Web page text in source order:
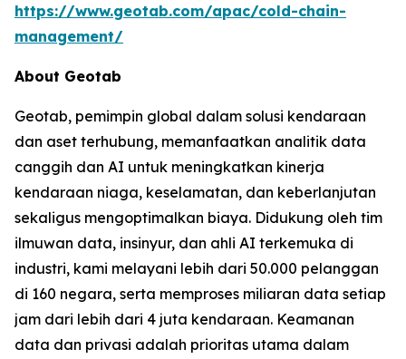
https://www.geotab.com/apac/cold-chain-
management/
About Geotab
Geotab, pemimpin global dalam solusi kendaraan
dan aset terhubung, memanfaatkan analitik data
canggih dan AI untuk meningkatkan kinerja
kendaraan niaga, keselamatan, dan keberlanjutan
sekaligus mengoptimalkan biaya. Didukung oleh tim
ilmuwan data, insinyur, dan ahli AI terkemuka di
industri, kami melayani lebih dari 50.000 pelanggan
di 160 negara, serta memproses miliaran data setiap
jam dari lebih dari 4 juta kendaraan. Keamanan
data dan privasi adalah prioritas utama dalam